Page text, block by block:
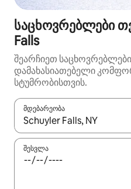
საცხოვრებლები
Falls
შეარჩიეთ
დამახასიათებელი
სტუმრობისთვის.
მდებარეობა
როცა შედეგები
შესვლა